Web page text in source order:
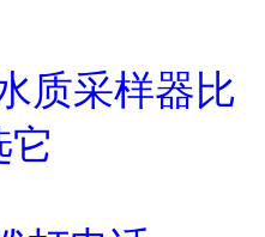
质采样器比
它